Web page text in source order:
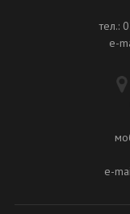
тел.:
e-
e-